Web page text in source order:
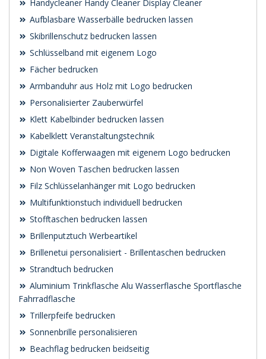
Handycleaner Handy Cleaner Display Cleaner
Aufblasbare Wasserbälle bedrucken lassen
Skibrillenschutz bedrucken lassen
Schlüsselband mit eigenem Logo
Fächer bedrucken
Armbanduhr aus Holz mit Logo bedrucken
Personalisierter Zauberwürfel
Klett Kabelbinder bedrucken lassen
Kabelklett Veranstaltungstechnik
Digitale Kofferwaagen mit eigenem Logo bedrucken
Non Woven Taschen bedrucken lassen
Filz Schlüsselanhänger mit Logo bedrucken
Multifunktionstuch individuell bedrucken
Stofftaschen bedrucken lassen
Brillenputztuch Werbeartikel
Brillenetui personalisiert - Brillentaschen bedrucken
Strandtuch bedrucken
Aluminium Trinkflasche Alu Wasserflasche Sportflasche
Fahrradflasche
Trillerpfeife bedrucken
Sonnenbrille personalisieren
Beachflag bedrucken beidseitig